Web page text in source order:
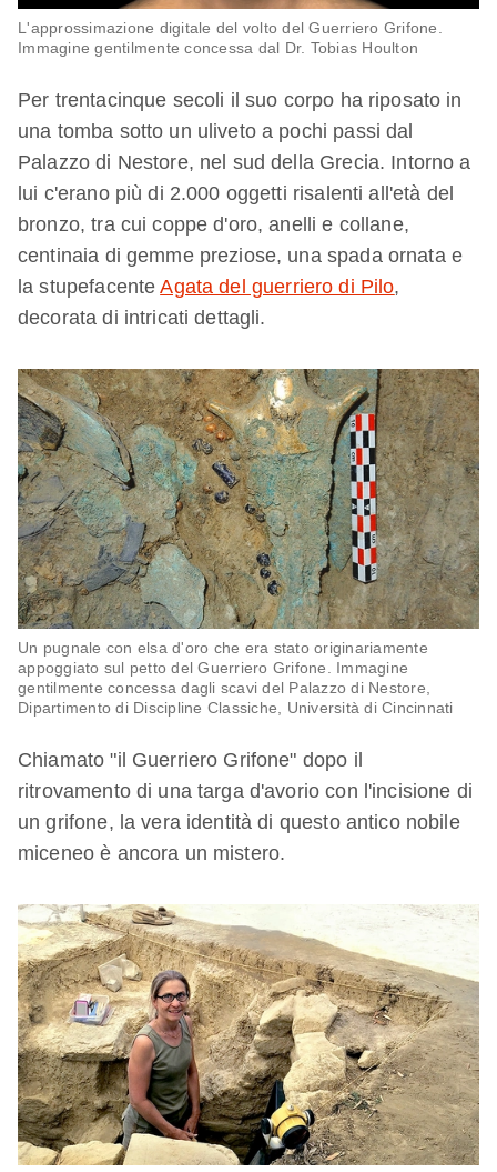
L'approssimazione digitale del volto del Guerriero Grifone.
Immagine gentilmente concessa dal Dr. Tobias Houlton
Per trentacinque secoli il suo corpo ha riposato in
una tomba sotto un uliveto a pochi passi dal
Palazzo di Nestore, nel sud della Grecia. Intorno a
lui c'erano più di 2.000 oggetti risalenti all'età del
bronzo, tra cui coppe d'oro, anelli e collane,
centinaia di gemme preziose, una spada ornata e
la stupefacenteAgata del guerriero di Pilo,
decorata di intricati dettagli.
Un pugnale con elsa d'oro che era stato originariamente
appoggiato sul petto del Guerriero Grifone. Immagine
gentilmente concessa dagli scavi del Palazzo di Nestore,
Dipartimento di Discipline Classiche, Università di Cincinnati
Chiamato "il Guerriero Grifone" dopo il
ritrovamento di una targa d'avorio con l'incisione di
un grifone, la vera identità di questo antico nobile
miceneo è ancora un mistero.